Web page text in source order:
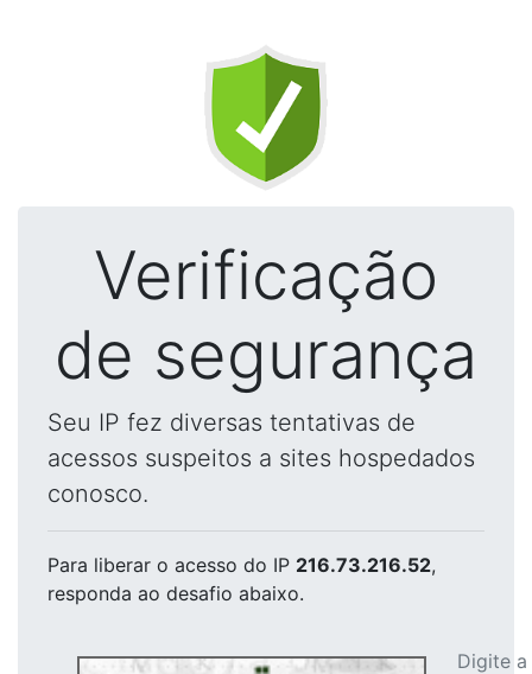
Verificação
de segurança
Seu IP fez diversas tentativas de
acessos suspeitos a sites hospedados
conosco.
Para liberar o acesso do IP 216.73.216.52,
responda ao desafio abaixo.
Digite